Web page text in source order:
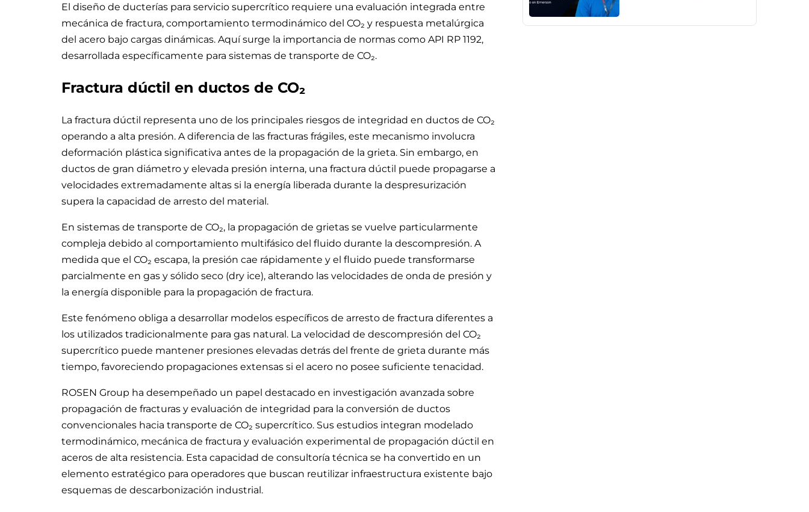
El diseño de ducterías para servicio supercrítico requiere una evaluación integrada entre
mecánica de fractura, comportamiento termodinámico del CO₂ y respuesta metalúrgica
del acero bajo cargas dinámicas. Aquí surge la importancia de normas como API RP 1192,
desarrollada específicamente para sistemas de transporte de CO₂.
Fractura dúctil en ductos de CO₂
La fractura dúctil representa uno de los principales riesgos de integridad en ductos de CO₂
operando a alta presión. A diferencia de las fracturas frágiles, este mecanismo involucra
deformación plástica significativa antes de la propagación de la grieta. Sin embargo, en
ductos de gran diámetro y elevada presión interna, una fractura dúctil puede propagarse a
velocidades extremadamente altas si la energía liberada durante la despresurización
supera la capacidad de arresto del material.
En sistemas de transporte de CO₂, la propagación de grietas se vuelve particularmente
compleja debido al comportamiento multifásico del fluido durante la descompresión. A
medida que el CO₂ escapa, la presión cae rápidamente y el fluido puede transformarse
parcialmente en gas y sólido seco (dry ice), alterando las velocidades de onda de presión y
la energía disponible para la propagación de fractura.
Este fenómeno obliga a desarrollar modelos específicos de arresto de fractura diferentes a
los utilizados tradicionalmente para gas natural. La velocidad de descompresión del CO₂
supercrítico puede mantener presiones elevadas detrás del frente de grieta durante más
tiempo, favoreciendo propagaciones extensas si el acero no posee suficiente tenacidad.
ROSEN Group ha desempeñado un papel destacado en investigación avanzada sobre
propagación de fracturas y evaluación de integridad para la conversión de ductos
convencionales hacia transporte de CO₂ supercrítico. Sus estudios integran modelado
termodinámico, mecánica de fractura y evaluación experimental de propagación dúctil en
aceros de alta resistencia. Esta capacidad de consultoría técnica se ha convertido en un
elemento estratégico para operadores que buscan reutilizar infraestructura existente bajo
esquemas de descarbonización industrial.